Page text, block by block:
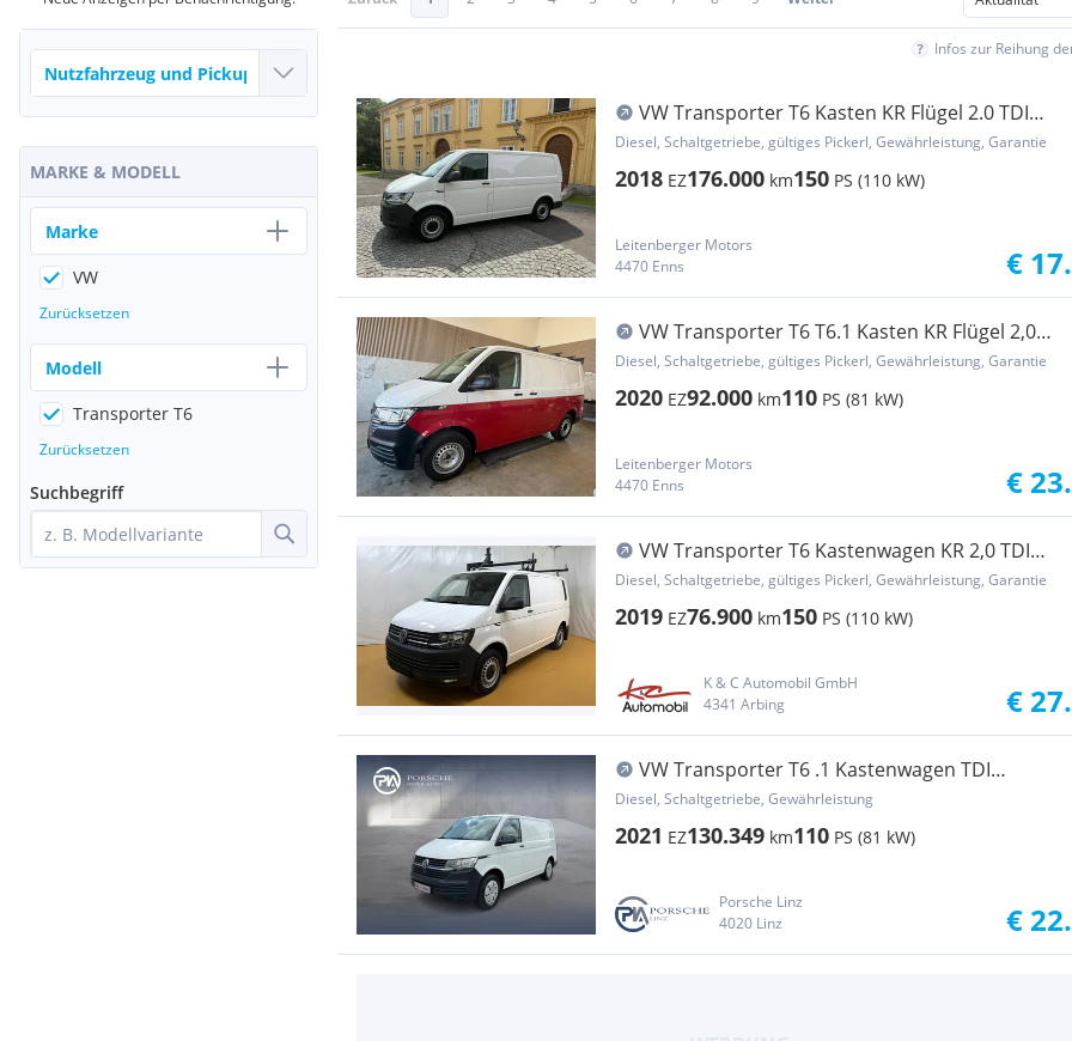
Infos zur Reihung
VW Transporter T6 Kasten KR Flügel 2.0 TDI
LED, 1.Besitz Sitzheiz... Transporter / Kastenwagen
Diesel, Schaltgetriebe, gültiges Pickerl, Gewährleistung, Garantie
2018 EZ176.000 km150 PS (110 kW)
Leitenberger Motors
4470 Enns
€
VW Transporter T6 T6.1 Kasten KR Flügel 2,0
TDI Bi Color Standhei... Transporter /
Kastenwagen
Diesel, Schaltgetriebe, gültiges Pickerl, Gewährleistung, Garantie
2020 EZ92.000 km110 PS (81 kW)
Leitenberger Motors
4470 Enns
€
VW Transporter T6 Kastenwagen KR 2,0 TDI
4Motion BMT AHK Regale----- Transporter /
Kastenwagen
Diesel, Schaltgetriebe, gültiges Pickerl, Gewährleistung, Garantie
2019 EZ76.900 km150 PS (110 kW)
K & C Automobil GmbH
4341 Arbing
€
VW Transporter T6 .1 Kastenwagen TDI
Transporter / Kastenwagen
Diesel, Schaltgetriebe, Gewährleistung
2021 EZ130.349 km110 PS (81 kW)
Porsche Linz
4020 Linz
€
MARKE & MODELL
Marke
VW
Zurücksetzen
Modell
Transporter T6
Zurücksetzen
Suchbegriff